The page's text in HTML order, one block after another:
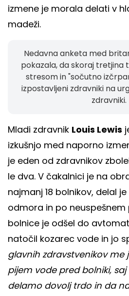
izmene je morala delati v
madeži.
Nedavna anketa med
pokazala, da skoraj tretjina
stresom in "sočutno
izpostavljeni zdravniki na
zdravniki.
Mladi zdravnik Louis Lewis
izkušnjo med naporno
je eden od zdravnikov
le dva. V čakalnici je na
najmanj 18 bolnikov, delal
odmora in po neuspešnem
bolnice je odšel do
natočil kozarec vode in jo
glavnih zdravstvenikov me
pijem vode pred bolniki,
delamo dovolj trdo in da